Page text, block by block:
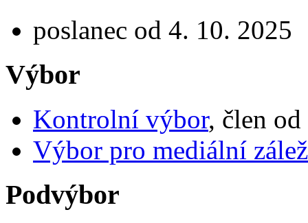
poslanec od 4. 10. 2025
Výbor
Kontrolní výbor, člen
Výbor pro mediální
Podvýbor